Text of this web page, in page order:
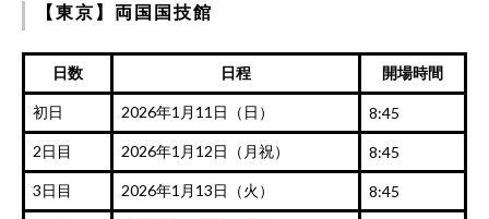
【東京】両国国技館
日数 日程 開場時間
初日 2026年1月11日（日） 8:45
2日目 2026年1月12日（月祝） 8:45
3日目 2026年1月13日（火） 8:45